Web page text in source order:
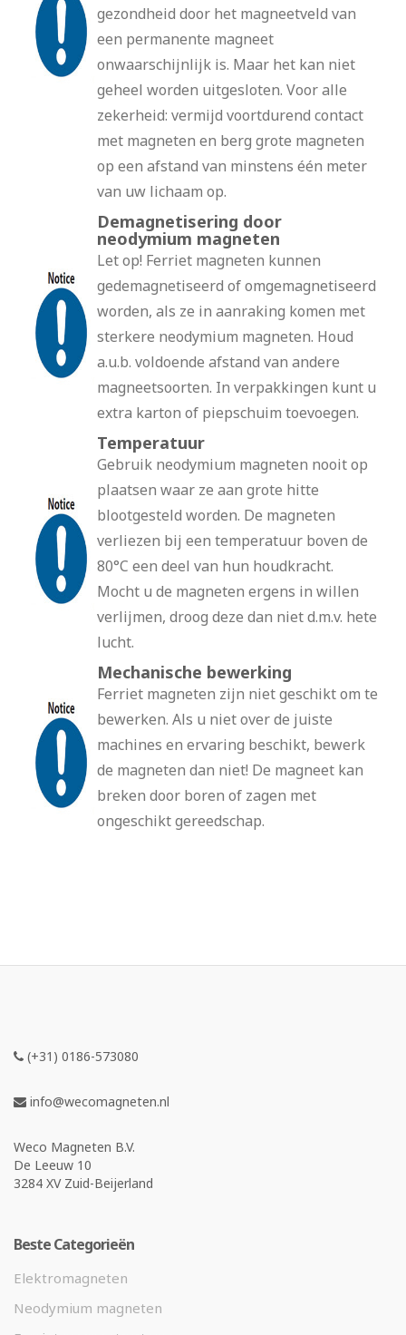
gezondheid door het magneetveld van
een permanente magneet
onwaarschijnlijk is. Maar het kan niet
geheel worden uitgesloten. Voor alle
zekerheid: vermijd voortdurend contact
met magneten en berg grote magneten
op een afstand van minstens één meter
van uw lichaam op.
Demagnetisering door
neodymium magneten
Let op! Ferriet magneten kunnen
gedemagnetiseerd of omgemagnetiseerd
worden, als ze in aanraking komen met
sterkere neodymium magneten. Houd
a.u.b. voldoende afstand van andere
magneetsoorten. In verpakkingen kunt u
extra karton of piepschuim toevoegen.
Temperatuur
Gebruik neodymium magneten nooit op
plaatsen waar ze aan grote hitte
blootgesteld worden. De magneten
verliezen bij een temperatuur boven de
80°C een deel van hun houdkracht.
Mocht u de magneten ergens in willen
verlijmen, droog deze dan niet d.m.v. hete
lucht.
Mechanische bewerking
Ferriet magneten zijn niet geschikt om te
bewerken. Als u niet over de juiste
machines en ervaring beschikt, bewerk
de magneten dan niet! De magneet kan
breken door boren of zagen met
ongeschikt gereedschap.
(+31) 0186-573080
info@wecomagneten.nl
Weco Magneten B.V.
De Leeuw 10
3284 XV Zuid-Beijerland
Beste Categorieën
Elektromagneten
Neodymium magneten